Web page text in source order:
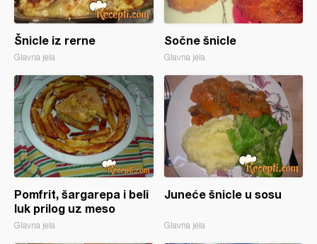
Šnicle iz rerne
Glavna jela
Sočne šnicle
Glavna jela
Pomfrit, šargarepa i beli
luk prilog uz meso
Glavna jela
Juneće šnicle u sosu
Glavna jela